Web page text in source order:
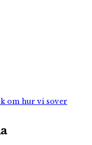
om hur vi sover